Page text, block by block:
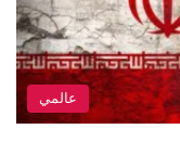
عالمي